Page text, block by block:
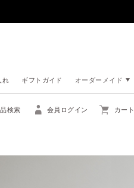
れ ギフトガイド オーダーメイド
検索 会員ログイン カート